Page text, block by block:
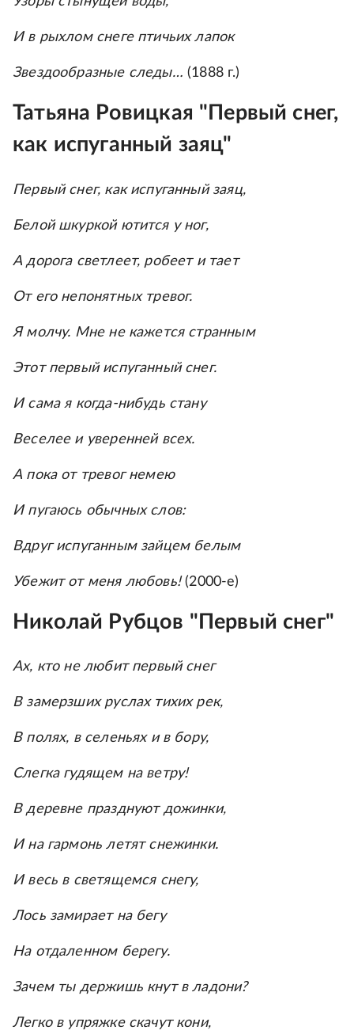
И в рыхлом снеге птичьих лапок
Звездообразные следы… (1888 г.)
Татьяна Ровицкая "Первый снег,
как испуганный заяц"
Первый снег, как испуганный заяц,
Белой шкуркой ютится у ног,
А дорога светлеет, робеет и тает
От его непонятных тревог.
Я молчу. Мне не кажется странным
Этот первый испуганный снег.
И сама я когда-нибудь стану
Веселее и уверенней всех.
А пока от тревог немею
И пугаюсь обычных слов:
Вдруг испуганным зайцем белым
Убежит от меня любовь!(2000-е)
Николай Рубцов "Первый снег"
Ах, кто не любит первый снег
В замерзших руслах тихих рек,
В полях, в селеньях и в бору,
Слегка гудящем на ветру!
В деревне празднуют дожинки,
И на гармонь летят снежинки.
И весь в светящемся снегу,
Лось замирает на бегу
На отдаленном берегу.
Зачем ты держишь кнут в ладони?
Легко в упряжке скачут кони,